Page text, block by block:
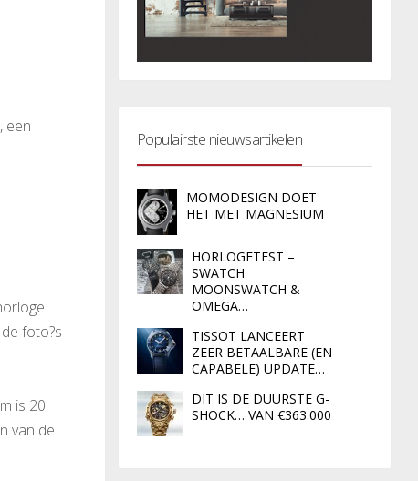
een
foto?s
is 20
van de
Populairste nieuwsartikelen
MOMODESIGN DOET
HET MET MAGNESIUM
HORLOGETEST –
SWATCH
MOONSWATCH &
OMEGA…
TISSOT LANCEERT
ZEER BETAALBARE (EN
CAPABELE) UPDATE…
DIT IS DE DUURSTE G-
SHOCK… VAN €363.000